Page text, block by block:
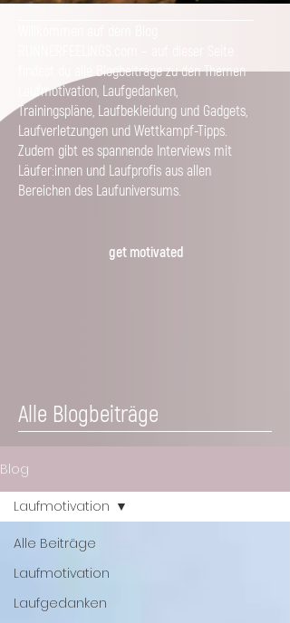
findest du alle Blogbeiträge zu den Themen
Laufmotivation, Laufgedanken,
Trainingspläne, Laufbekleidung und Gadgets,
Laufverletzungen und Wettkampf-Tipps.
Zudem gibt es spannende Interviews mit
Läufer:innen und Laufprofis aus allen
Bereichen des Laufuniversums.
get motivated
Alle Blogbeiträge
Blog
Alle Beiträge
Laufmotivation
Laufgedanken
Laufmotivation